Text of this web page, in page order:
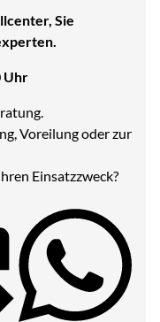
Sie
Uhr
Voreilung oder zur
Einsatzzweck?